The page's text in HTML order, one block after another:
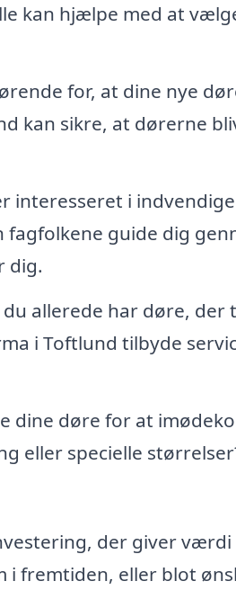
kan hjælpe med at
for, at dine nye
kan sikre, at dørerne
interesseret i
guide dig
dig.
du allerede har døre,
i Toftlund tilbyde
dine døre for at
eller specielle
der giver værdi
fremtiden, eller blot